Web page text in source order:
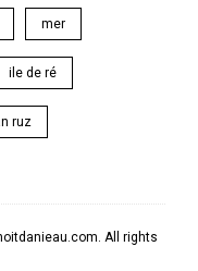
mer
ile de ré
ruz
All rights